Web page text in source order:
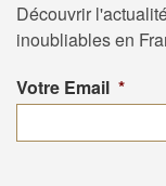
Découvrir
inoubliables en
Votre Email *